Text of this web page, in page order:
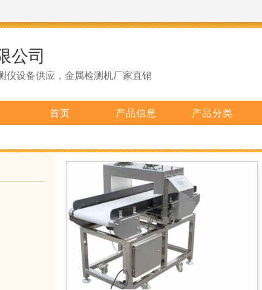
公司
仪设备供应，金属检测机厂家直销
首页 产品信息 产品分类